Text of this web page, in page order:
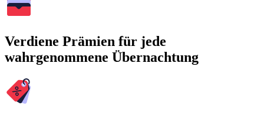
Verdiene Prämien für jede
wahrgenommene Übernachtung